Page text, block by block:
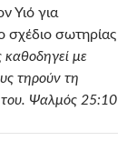
Υιό για
σχέδιο σωτηρίας
καθοδηγεί με
τηρούν τη
του. Ψαλμός 25:10